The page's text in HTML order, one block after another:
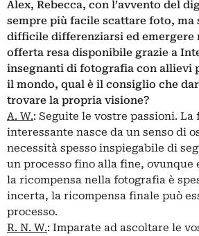
Alex, Rebecca, con l’avvento del
sempre più facile scattare foto, ma
difficile differenziarsi ed emergere
offerta resa disponibile grazie a
insegnanti di fotografia con allievi
il mondo, qual è il consiglio che
trovare la propria visione?
A. W.: Seguite le vostre passioni. La
interessante nasce da un senso di
necessità spesso inspiegabile di
un processo fino alla fine, ovunque
la ricompensa nella fotografia è
incerta, la ricompensa finale può
processo.
R. N. W.: Imparate ad ascoltare le